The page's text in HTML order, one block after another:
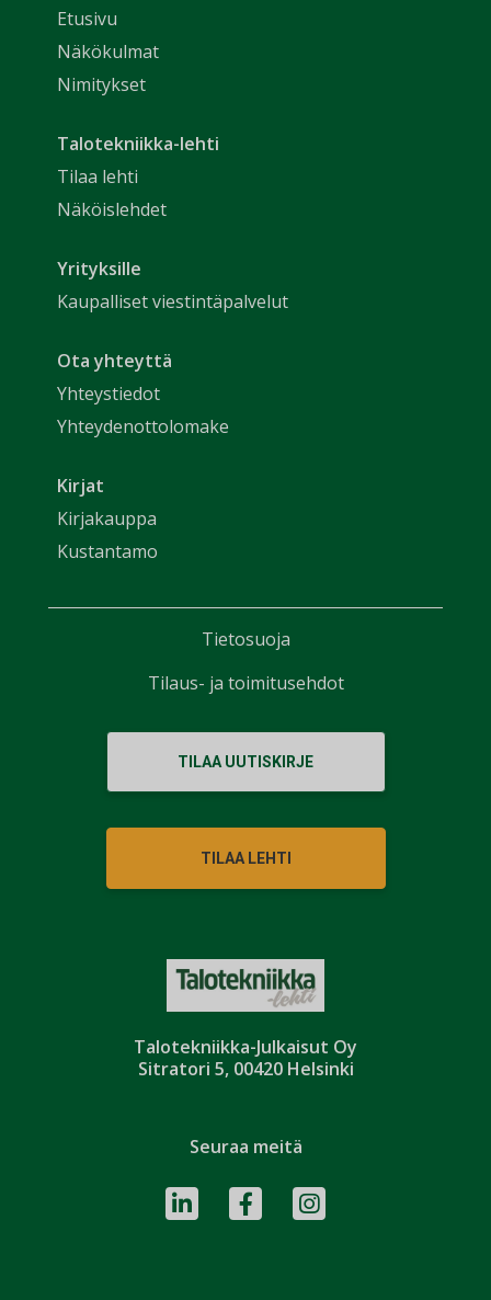
Talotekniikka-Julkaisut Oy
Sitratori 5, 00420 Helsinki
Etusivu
Näkökulmat
Nimitykset
Talotekniikka-lehti
Tilaa lehti
Näköislehdet
Yrityksille
Kaupalliset viestintäpalvelut
Ota yhteyttä
Yhteystiedot
Yhteydenottolomake
Kirjat
Kirjakauppa
Kustantamo
TILAA UUTISKIRJE
TILAA LEHTI
Seuraa meitä
Tietosuoja
Tilaus- ja toimitusehdot